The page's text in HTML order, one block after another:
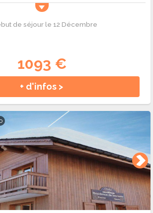
de séjour le 12 Décembre
1093 €
+ d'infos >